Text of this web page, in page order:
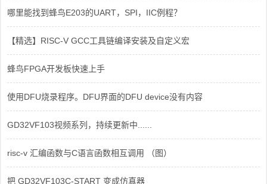
哪里能找到蜂鸟E203的UART，SPI，IIC例程？
【精选】RISC-V GCC工具链编译安装及自定义宏
蜂鸟FPGA开发板快速上手
使用DFU烧录程序。DFU界面的DFU device没有内容
GD32VF103视频系列，持续更新中......
risc-v 汇编函数与C语言函数相互调用 （图）
把 GD32VF103C-START 变成仿真器